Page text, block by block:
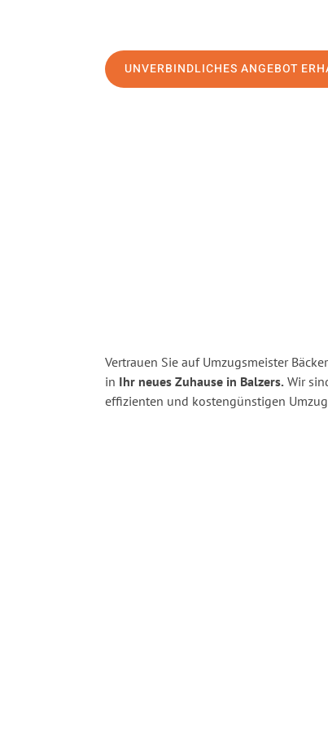
UNVERBINDLICHES ANGEBOT
Vertrauen Sie auf Umzugsmeister
in Ihr neues Zuhause in Balzers. Wir
effizienten und kostengünstigen